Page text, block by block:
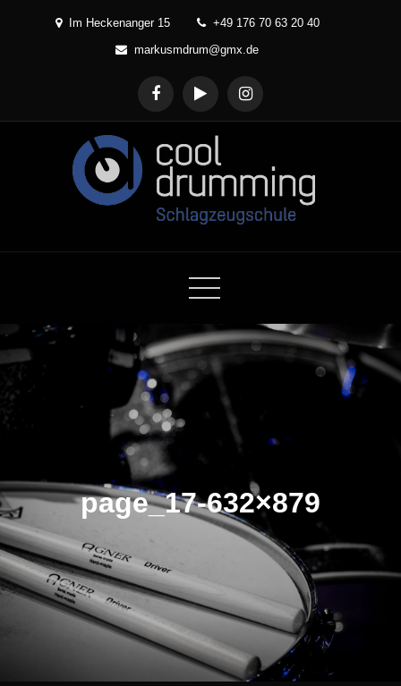
Im Heckenanger 15
+49 176 70 63 20 40
markusmdrum@gmx.de
page_17-632×879